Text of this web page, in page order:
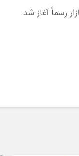
رسماً آغاز شد